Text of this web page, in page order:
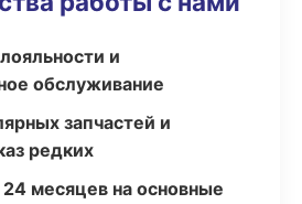
и
обслуживание
запчастей и
редких
24 месяцев на основные